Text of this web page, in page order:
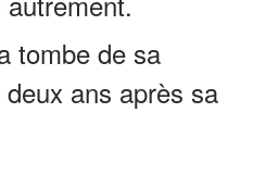
tombe de sa
ans après sa